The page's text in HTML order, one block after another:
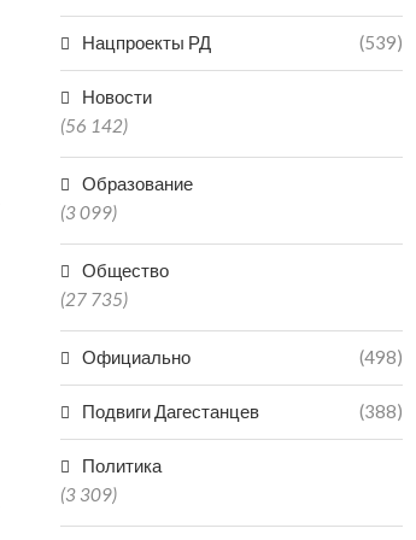
Нацпроекты РД (539)
Новости
(56 142)
Образование
(3 099)
Общество
(27 735)
Официально (498)
Подвиги Дагестанцев (388)
Политика
(3 309)